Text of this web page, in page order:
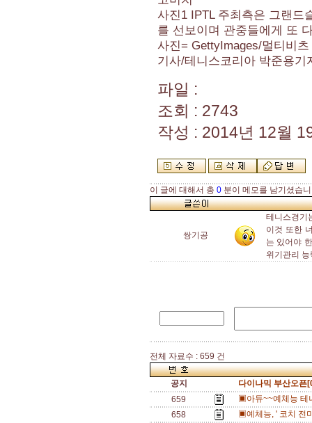
사진1 IPTL 주최측은 그랜드
를 선보이며 관중들에게 또
사진= GettyImages/멀티비츠
기사/테니스코리아 박준용기
파일 :
조회 : 2743
작성 : 2014년 12월
이 글에 대해서 총 0 분이 메모를 남기셨습
쌍기공
테니스경기
이것 또한
는 있어야
위기관리
전체 자료수 : 659 건
공지
다이나믹 부산오픈
659
▣아듀~~예체능 테
658
▣예체능, ' 코치 전